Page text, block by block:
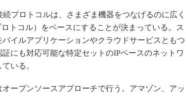
続プロトコルは、さまざま機器をつなげるのに広く
トコル）をベースにすることが決まっている。ス
イルアプリケーションやクラウドサービスともつ
にも対応可能な特定セットのIPベースのネットワ
いる。
ープンソースアプローチで行う。アマゾン、アッ